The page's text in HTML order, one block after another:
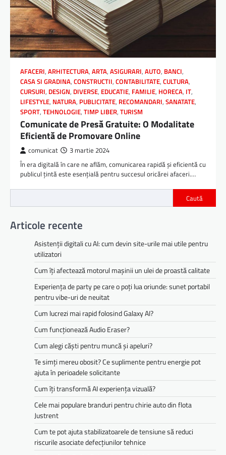
AFACERI, ARHITECTURA, ARTA, ASIGURARI, AUTO, BANCI,
CASA SI GRADINA, CONSTRUCTII, CONTABILITATE, CULTURA,
CURSURI, DESIGN, DIVERSE, EDUCATIE, FAMILIE, HORECA, IT,
LIFESTYLE, NATURA, PUBLICITATE, RECOMANDARI, SANATATE,
SPORT, TEHNOLOGIE, TIMP LIBER, TURISM
Comunicate de Presă Gratuite: O Modalitate
Eficientă de Promovare Online
comunicat 3 martie 2024
În era digitală în care ne aflăm, comunicarea rapidă și eficientă cu
publicul țintă este esențială pentru succesul oricărei afaceri.…
Caută
Articole recente
Asistenții digitali cu AI: cum devin site-urile mai utile pentru
utilizatori
Cum îți afectează motorul mașinii un ulei de proastă calitate
Experiența de party pe care o poți lua oriunde: sunet portabil
pentru vibe-uri de neuitat
Cum lucrezi mai rapid folosind Galaxy AI?
Cum funcționează Audio Eraser?
Cum alegi căști pentru muncă și apeluri?
Te simți mereu obosit? Ce suplimente pentru energie pot
ajuta în perioadele solicitante
Cum îți transformă AI experiența vizuală?
Cele mai populare branduri pentru chirie auto din flota
Justrent
Cum te pot ajuta stabilizatoarele de tensiune să reduci
riscurile asociate defecțiunilor tehnice